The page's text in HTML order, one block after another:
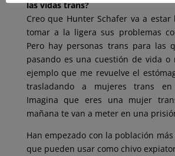
las vidas trans?
Creo que Hunter Schafer va a
tomar a la ligera sus problemas
Pero hay personas trans para las
pasando es una cuestión de vida o
ejemplo que me revuelve el
trasladando a mujeres trans
Imagina que eres una mujer
mañana te van a meter en una
Han empezado con la población
que pueden usar como chivo